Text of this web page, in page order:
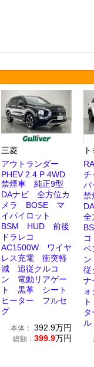
三菱
アウトランダー
PHEV 2.4 P 4WD
禁煙車 純正9型
DAナビ 全方位カ
メラ BOSE マ
イパイロット
BSM HUD 前後
ドラレコ
AC1500W ワイヤ
レス充電 衝突軽
減 追従クルコ
ン 電動リアゲー
ト 黒革 シート
ヒーター フルセ
グ
本体： 392.9万円
総額： 399.9万円
チ
パ
ベ
従
ナ
ル